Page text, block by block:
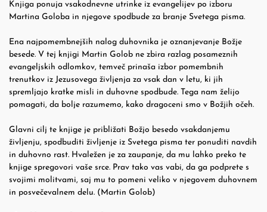
Knjiga ponuja vsakodnevne utrinke iz evangelijev po izboru
Martina Goloba in njegove spodbude za branje Svetega pisma.
Ena najpomembnejših nalog duhovnika je oznanjevanje Božje
besede. V tej knjigi Martin Golob ne zbira razlag posameznih
evangeljskih odlomkov, temveč prinaša izbor pomembnih
trenutkov iz Jezusovega življenja za vsak dan v letu, ki jih
spremljajo kratke misli in duhovne spodbude. Tega nam želijo
pomagati, da bolje razumemo, kako dragoceni smo v Božjih očeh.
Glavni cilj te knjige je približati Božjo besedo vsakdanjemu
življenju, spodbuditi življenje iz Svetega pisma ter ponuditi navdih
in duhovno rast. Hvaležen je za zaupanje, da mu lahko preko te
knjige spregovori vaše srce. Prav tako vas vabi, da ga podprete s
svojimi molitvami, saj mu to pomeni veliko v njegovem duhovnem
in posvečevalnem delu. (Martin Golob)